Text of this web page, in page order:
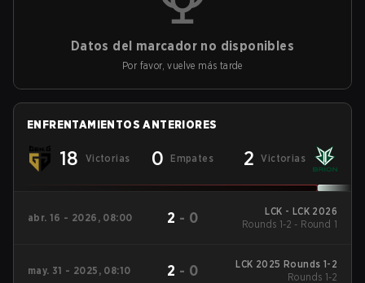
Datos del marcador no disponibles
Por favor, vuelve más tarde
ENFRENTAMIENTOS ANTERIORES
18 Victorias 0 Empates 2 Victorias
abr. 16 - 2026, 08:00 2 - 0
LCK - LCK 2026
Rounds 1-2 - Round 1
may. 31 - 2025, 08:10 2 - 0
LCK 2025 Rounds 1-2
Rounds 1-2